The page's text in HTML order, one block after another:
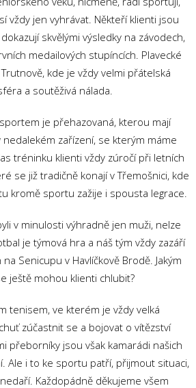
vždy jen vyhrávat. Někteří klienti jsou
skvělými výsledky na závodech,
medailových stupíncích. Plavecké
kde je vždy velmi přátelská
a soutěživá nálada.
je přehazovaná, kterou mají
zařízení, se kterým máme
tréninku klienti vždy zúročí při letních
se již tradičně konají v Třemošnici, kde
kromě sportu zažije i spousta legrace.
v minulosti výhradně jen muži, nelze
je týmová hra a náš tým vždy zazáří
Senicupu v Havlíčkově Brodě. Jakým
ještě mohou klienti chlubit?
tenisem, ve kterém je vždy velká
zúčastnit se a bojovat o vítězství
přeborníky jsou však kamarádi našich
Ale i to ke sportu patří, přijmout situaci,
Každopádně děkujeme všem